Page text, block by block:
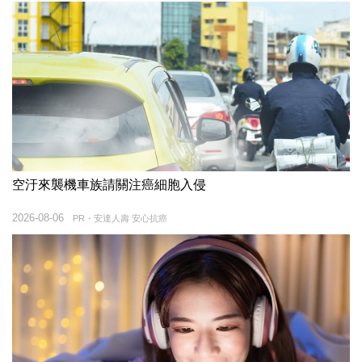
空汙來襲機車族請關注癌細胞入侵
PR・安達人壽 安心抗癌
2026-08-06